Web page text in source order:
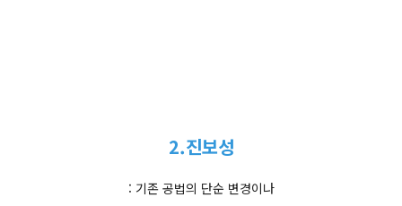
2.진보성
: 기존 공법의 단순 변경이나